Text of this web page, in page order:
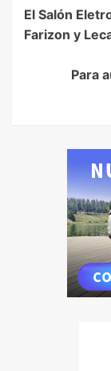
El Salón
Farizon y
Para